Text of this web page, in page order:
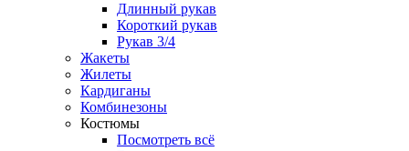
Длинный рукав
Короткий рукав
Рукав 3/4
Жакеты
Жилеты
Кардиганы
Комбинезоны
Костюмы
Посмотреть всё